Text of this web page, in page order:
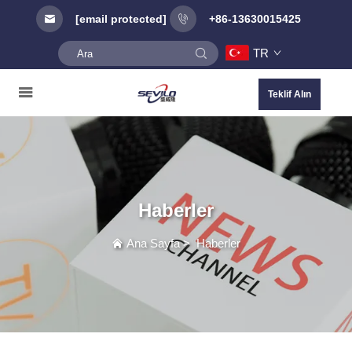
[email protected] +86-13630015425
TR
Teklif Alın
Haberler
Ana Sayfa>Haberler